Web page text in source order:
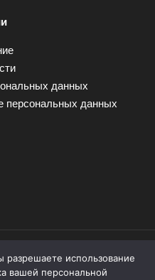
данных
персональных данных
Все права защищены.
разрешаете использование
вашей персональной